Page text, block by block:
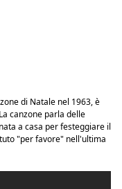
di Natale nel 1963, è
canzone parla delle
a casa per festeggiare il
"per favore" nell'ultima